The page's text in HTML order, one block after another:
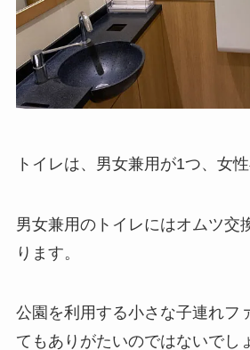
トイレは、男女兼用が1つ、女
男女兼用のトイレにはオムツ交
ります。
公園を利用する小さな子連れフ
てもありがたいのではないでし